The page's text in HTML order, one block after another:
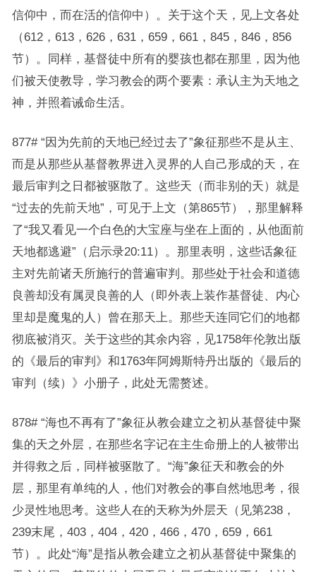
信仰中，而在活的信仰中）。关于这个天，见上文各处
（612，613，626，631，659，661，845，846，856
节）。同样，基督徒中所有的婴孩也都在那里，因为他
们被天使教导，学习教会的两个要素：承认主为天地之
神，并照着诫命生活。
877# “因为先前的天地已经过去了”象征那些不是从主、
而是从那些从基督教界进入灵界的人自己形成的天，在
最后审判之日都被驱散了。这些天（而非别的天）就是
“过去的先前天地”，可见于上文（第865节），那里解释
了“我又看见一个白色的大宝座与坐在上面的，从他面前
天地都逃避”（启示录20:11）。那里表明，这些话象征
主对先前诸天所施行的普遍审判。那些处于社会和道德
良善却没有属灵良善的人（即外表上装作基督徒、内心
里却是魔鬼的人）曾在那天上。那些天连同它们的地都
彻底被消灭。关于这些的其余内容，见1758年伦敦出版
的《最后的审判》和1763年阿姆斯特丹出版的《最后的
审判（续）》小册子，此处无需赘述。
878# “海也不再有了”象征从教会建立之初从基督徒中聚
集的天之外层，在那些名字记在主生命册上的人被带出
并得救之后，同样被驱散了。“海”象征天和教会的外
层，那里有单纯的人，他们对教会的事自然地思考，很
少灵性地思考。这些人在的天称为外层天（见第238，
239末尾，403，404，420，466，470，659，661
节）。此处“海”是指从教会建立之初从基督徒中聚集的